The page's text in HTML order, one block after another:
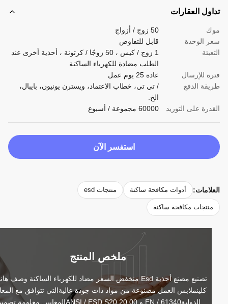
العقارات
الوحدة
قابل للتفاوض
1 زوج / كيس ، 50 زوجًا / كرتونة ، أحذية أخرى عند
الطلب مضادة للكهرباء الساكنة
للإرسال
الدفع
/ تي تي، خطاب الاعتماد، ويسترن يونيون، بايبال،
على التوريد
60000 مجموعة / أسبوع
استفسر الآن
أدوات مكافحة ساكنة منتجات esd
مكافحة ساكنة
ملخص المنتج
تصنيع مصنع أحذية Esd منخفض السعر مضاد للكهرباء الساكنة وصف هانيانغ
كلينملابس العمل مصنوعة من مواد ذات جودة عاليةالتي تتوافق مع المعايير
الدوليةEN / 61340 و ANSI / ESD S20.20.00المعايير. معلومة تصميم